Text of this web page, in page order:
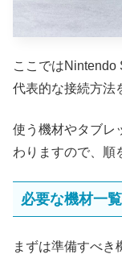
ここではNintendo
代表的な接続方法
使う機材やタブレ
わりますので、順
必要な機材一覧
まずは準備すべき